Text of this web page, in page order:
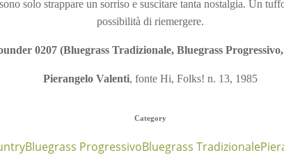
solo strappare un sorriso e suscitare tanta nostalgia. Un
possibilità di riemergere.
0207 (Bluegrass Tradizionale, Bluegrass
Pierangelo Valenti, fonte Hi, Folks! n. 13, 1985
Category
Bluegrass ProgressivoBluegrass Tradizionale